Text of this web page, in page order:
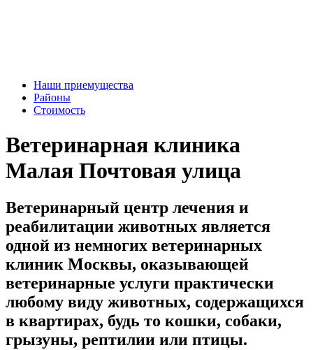
Наши приемущества
Районы
Стоимость
Ветеринарная клиника
Малая Почтовая улица
Ветеринарный центр лечения и
реабилитации животных является
одной из немногих ветеринарных
клиник Москвы, оказывающей
ветеринарные услуги практически
любому виду животных, содержащихся
в квартирах, будь то кошки, собаки,
грызуны, рептилии или птицы.